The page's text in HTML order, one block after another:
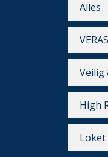
Alles
Veilig
High
Loket